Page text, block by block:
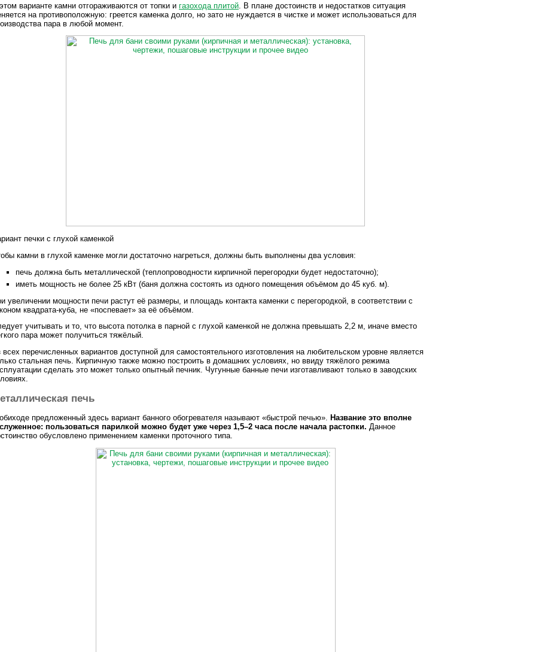
варианте камни отгораживаются от топки и газохода плитой . В плане достоинств и недостатков ситуация
на противоположную: греется каменка долго, но зато не нуждается в чистке и может использоваться для
пара в любой момент.
печки с глухой каменкой
камни в глухой каменке могли достаточно нагреться, должны быть выполнены два условия:
печь должна быть металлической (теплопроводности кирпичной перегородки будет недостаточно);
иметь мощность не более 25 кВт (баня должна состоять из одного помещения объёмом до 45 куб. м).
увеличении мощности печи растут её размеры, и площадь контакта каменки с перегородкой, в соответствии с
квадрата-куба, не «поспевает» за её объёмом.
учитывать и то, что высота потолка в парной с глухой каменкой не должна превышать 2,2 м, иначе вместо
пара может получиться тяжёлый.
всех перечисленных вариантов доступной для самостоятельного изготовления на любительском уровне является
стальная печь. Кирпичную также можно построить в домашних условиях, но ввиду тяжёлого режима
сделать это может только опытный печник. Чугунные банные печи изготавливают только в заводских
печь
предложенный здесь вариант банного обогревателя называют «быстрой печью».
Название это вполне
пользоваться парилкой можно будет уже через 1,5–2 часа после начала растопки. Данное
обусловлено применением каменки проточного типа.